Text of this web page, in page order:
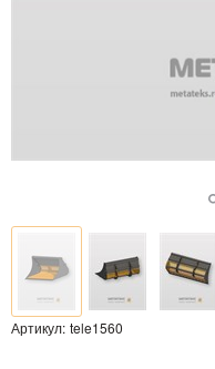
Артикул: tele1560